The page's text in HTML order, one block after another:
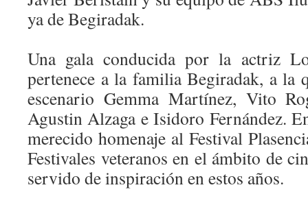
ya de Begiradak.
Una gala conducida por la actriz
pertenece a la familia Begiradak, a la
escenario Gemma Martínez, Vito
Agustin Alzaga e Isidoro Fernández.
merecido homenaje al Festival
Festivales veteranos en el ámbito de
servido de inspiración en estos años.